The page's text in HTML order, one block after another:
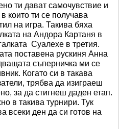
ти дават самочувствие и
които ти се получава
на игра. Такива бяха
на Андора Картаня в
Суалехе в третия.
поставена рускиня Анна
съперничка ми се
Когато си в такава
трябва да изиграеш
за да стигнеш даден етап.
в такива турнири. Тук
всеки ден да си готов на